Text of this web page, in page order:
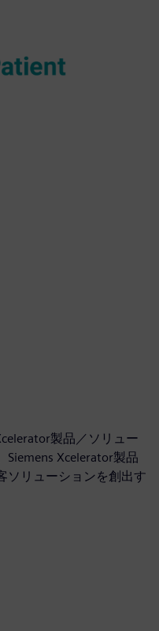
製品／ソリュー
Xcelerator製品
ソリューションを創出す